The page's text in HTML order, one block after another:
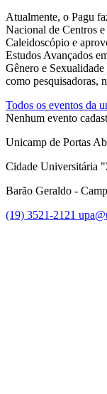
Atualmente, o Pagu
Nacional de Centros
Caleidoscópio e
Estudos Avançados
Gênero e
como pesquisadoras,
Todos os eventos da
Nenhum evento
Unicamp de Portas
Cidade Universitária
Barão Geraldo -
(19) 3521-2121